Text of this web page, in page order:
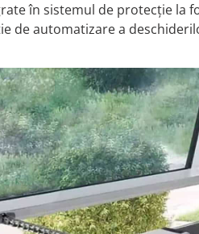
în sistemul de protecție la
de automatizare a